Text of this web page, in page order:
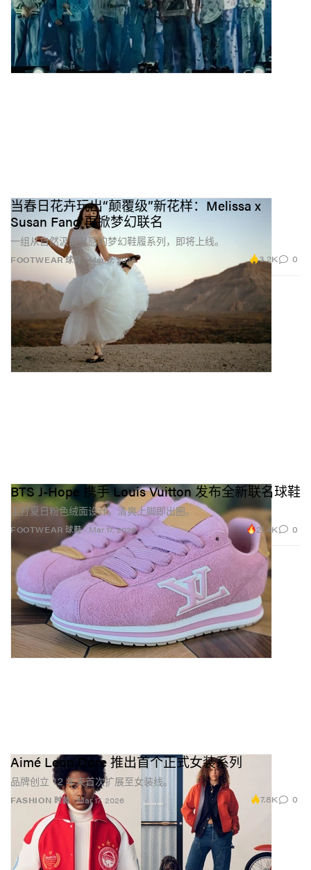
FOOTWEAR 球鞋
当春日花卉玩出“颠覆级”新花样：Melissa x
Susan Fang 再掀梦幻联名
一组从自然汲取灵感的梦幻鞋履系列，即将上线。
Mar 17, 2026 3.2K 0
FOOTWEAR 球鞋
BTS J-Hope 携手 Louis Vuitton 发布全新联名球鞋
主打夏日粉色绒面设计，清爽上脚即出圈。
Mar 17, 2026 21.4K 0
FASHION 时装
Aimé Leon Dore 推出首个正式女装系列
品牌创立 12 年来首次扩展至女装线。
Mar 17, 2026 7.8K 0